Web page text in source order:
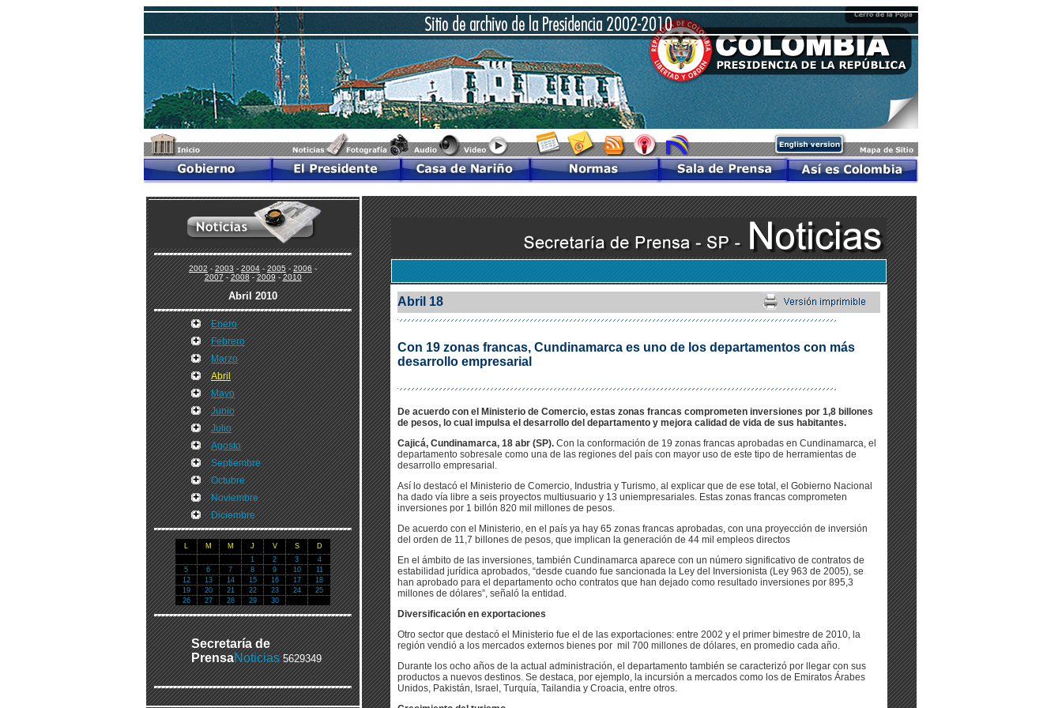
2002-2003-2004-2005-2006-
2007-2008-2009-2010
Abril 2010
Enero
Febrero
Marzo
Abril
Mayo
Junio
Julio
Agosto
Septiembre
Octubre
Noviembre
Diciembre
L M M J V S
D
1
2 3
4
5
6 7 8 9 10
11
12
13 14 15 16 17
18
19
20 21 22 23 24
25
26
27 28 29 30
Secretaría de
PrensaNoticias 5629349
Abril 18
Con 19 zonas francas, Cundinamarca es uno de los departamentos con más
desarrollo empresarial
De acuerdo con el Ministerio de Comercio, estas zonas francas comprometen inversiones por 1,8 billones
de pesos, lo cual impulsa el desarrollo del departamento y mejora calidad de vida de sus habitantes.
Cajicá, Cundinamarca, 18 abr (SP). Con la conformación de 19 zonas francas aprobadas en Cundinamarca, el
departamento sobresale como una de las regiones del país con mayor uso de este tipo de herramientas de
desarrollo empresarial.
Así lo destacó el Ministerio de Comercio, Industria y Turismo, al explicar que de ese total, el Gobierno Nacional
ha dado vía libre a seis proyectos multiusuario y 13 uniempresariales. Estas zonas francas comprometen
inversiones por 1 billón 820 mil millones de pesos.
De acuerdo con el Ministerio, en el país ya hay 65 zonas francas aprobadas, con una proyección de inversión
del orden de 11,7 billones de pesos, que implican la generación de 44 mil empleos directos
En el ámbito de las inversiones, también Cundinamarca aparece con un número significativo de contratos de
estabilidad jurídica aprobados, “desde cuando fue sancionada la Ley del Inversionista (Ley 963 de 2005), se
han aprobado para el departamento ocho contratos que han dejado como resultado inversiones por 895,3
millones de dólares”, señaló la entidad.
Diversificación en exportaciones
Otro sector que destacó el Ministerio fue el de las exportaciones: entre 2002 y el primer bimestre de 2010, la
región vendió a los mercados externos bienes por mil 700 millones de dólares, en promedio cada año.
Durante los ocho años de la actual administración, el departamento también se caracterizó por llegar con sus
productos a nuevos destinos. Se destaca, por ejemplo, la incursión a mercados como los de Emiratos Árabes
Unidos, Pakistán, Israel, Turquía, Tailandia y Croacia, entre otros.